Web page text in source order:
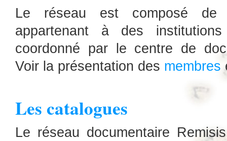
Le réseau est composé de
appartenant à des
coordonné par le centre de
Voir la présentation des membres
Les catalogues
Le réseau documentaire